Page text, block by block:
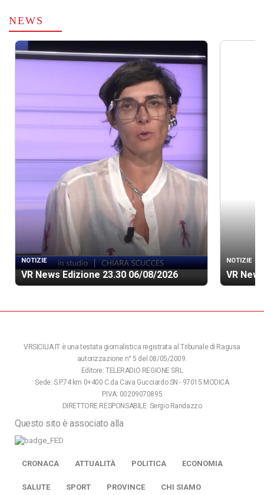
NEWS
NOTIZIE
VR News Edizione 23.30 06/08/2026
NOTIZIE
VR
VRSICILIA.IT è una testata giornalistica registrata al Tribunale di Ragusa
autorizzazione n° 5 del 08/05/2009.
Editore: TELERADIO REGIONE SRL
Sede: S.P.74 km 0+400 C.da Cava Gucciardo SN - 97015 MODICA
P.IVA: 00209070895
DIRETTORE RESPONSABILE: Sergio Randazzo
Questo sito è associato alla
CRONACA ATTUALITÀ POLITICA ECONOMIA
SALUTE SPORT PROVINCE CHI SIAMO